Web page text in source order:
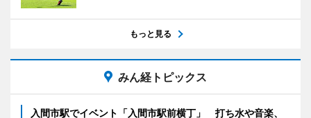
もっと見る
みん経トピックス
入間市駅でイベント「入間市駅前横丁」 打ち水や音楽、